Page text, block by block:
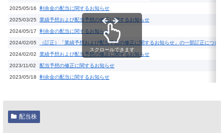
2025/05/16 剰余金の配当に関するお知らせ
2025/03/25 業績予想および配当予想の修正に関するお知らせ
2024/05/17 剰余金の配当に関するお知らせ
2024/02/05 （訂正）「業績予想および配当予想の修正に関するお知らせ」の一部訂正について
2024/02/02 業績予想および配当予想の修正に関するお知らせ
2023/11/02 配当予想の修正に関するお知らせ
2023/05/18 剰余金の配当に関するお知らせ
スクロールできます
配当株